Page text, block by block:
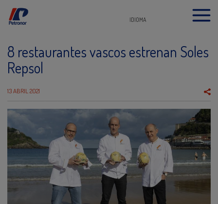
IDIOMA
8 restaurantes vascos estrenan Soles
Repsol
13 ABRIL 2021